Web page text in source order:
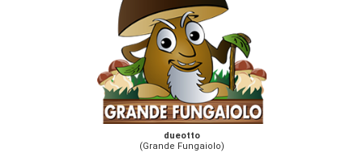
dueotto
(Grande Fungaiolo)